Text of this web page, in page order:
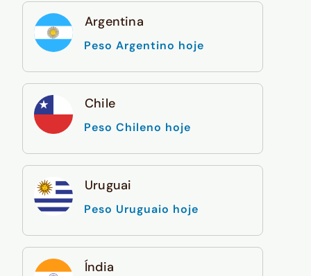
Argentina
Peso Argentino hoje
Chile
Peso Chileno hoje
Uruguai
Peso Uruguaio hoje
Índia